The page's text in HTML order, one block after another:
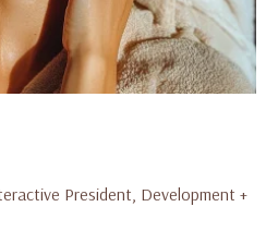
President, Development +